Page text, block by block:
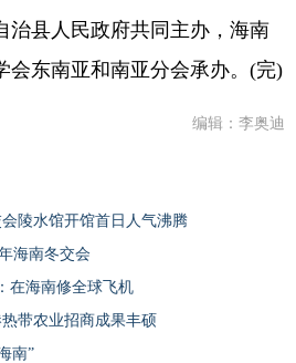
治县人民政府共同主办，海南
会东南亚和南亚分会承办。(完)
编辑：李奥迪
陵水馆开馆首日人气沸腾
海南冬交会
在海南修全球飞机
带农业招商成果丰硕
南”